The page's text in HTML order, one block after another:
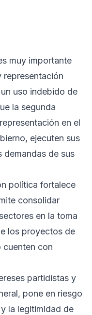
muy importante
representación
uso indebido de
la segunda
en el
ejecuten sus
demandas de sus
política fortalece
consolidar
en la toma
los proyectos de
cuenten con
partidistas y
pone en riesgo
la legitimidad de